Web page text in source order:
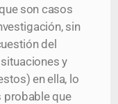
son casos
sin
del
y
en ella, lo
probable que